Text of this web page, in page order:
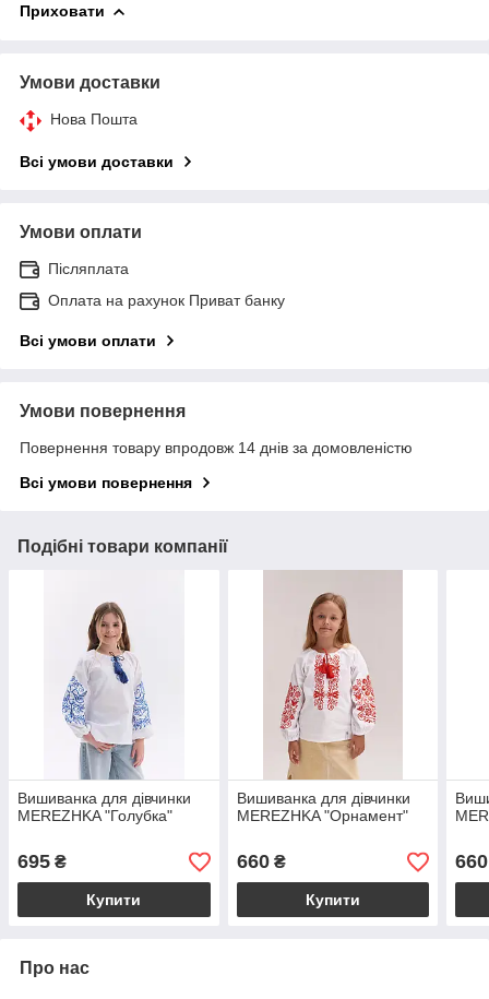
Приховати
Умови доставки
Нова Пошта
Всі умови доставки
Умови оплати
Післяплата
Оплата на рахунок Приват банку
Всі умови оплати
Умови повернення
Повернення товару впродовж 14 днів за домовленістю
Всі умови повернення
Подібні товари компанії
Вишиванка для дівчинки
MEREZHKA "Голубка"
695 ₴
Купити
Вишиванка для дівчинки
MEREZHKA "Орнамент"
660₴
Купити
660
Про нас